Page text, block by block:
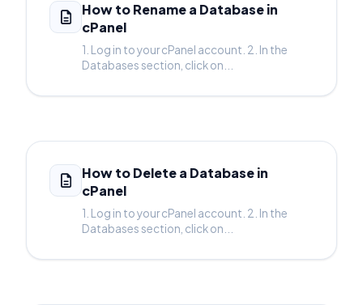
How to Rename a Database in
cPanel
1. Log in to your cPanel account. 2. In the
Databases section, click on...
How to Delete a Database in
cPanel
1. Log in to your cPanel account. 2. In the
Databases section, click on...